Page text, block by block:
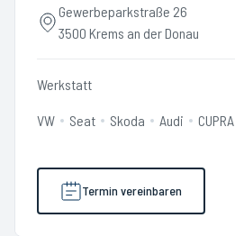
Gewerbeparkstraße 26
3500 Krems an der Donau
Werkstatt
VW Seat Skoda Audi CUPRA
Termin vereinbaren